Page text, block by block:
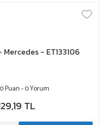
- ET133106
Puan - 0 Yorum
TL